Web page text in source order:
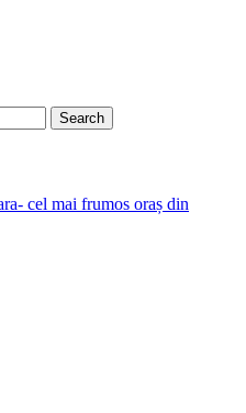
cel mai frumos oraș din